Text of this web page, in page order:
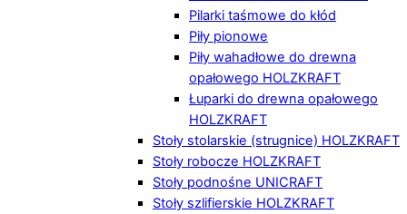
Pilarki taśmowe do kłód
Piły pionowe
Piły wahadłowe do drewna
opałowego HOLZKRAFT
Łuparki do drewna opałowego
HOLZKRAFT
Stoły stolarskie (strugnice) HOLZKRAFT
Stoły robocze HOLZKRAFT
Stoły podnośne UNICRAFT
Stoły szlifierskie HOLZKRAFT